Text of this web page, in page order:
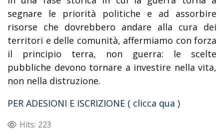
segnare le priorità politiche e ad assorbire
risorse che dovrebbero andare alla cura dei
territori e delle comunità, affermiamo con forza
il principio terra, non guerra: le scelte
pubbliche devono tornare a investire nella vita,
non nella distruzione.
PER ADESIONI E ISCRIZIONE ( clicca qua )
Hits: 223